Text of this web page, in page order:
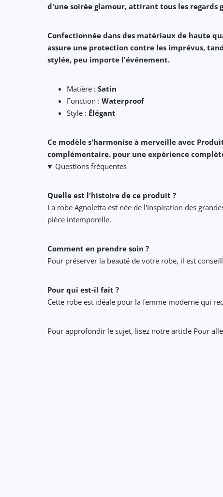
d'une soirée glamour, attirant tous les regards
Confectionnée dans des matériaux de haute
assure une protection contre les imprévus,
stylée, peu importe l'événement.
Matière : Satin
Fonction : Waterproof
Style : Élégant
Ce modèle s'harmonise à merveille avec
complémentaire. pour une expérience
Questions fréquentes
Quelle est l'histoire de ce produit ?
La robe Agnoletta est née de l'inspiration des
pièce intemporelle.
Comment en prendre soin ?
Pour préserver la beauté de votre robe, il est
Pour qui est-il fait ?
Cette robe est idéale pour la femme moderne qui
Pour approfondir le sujet, lisez notre article Pour